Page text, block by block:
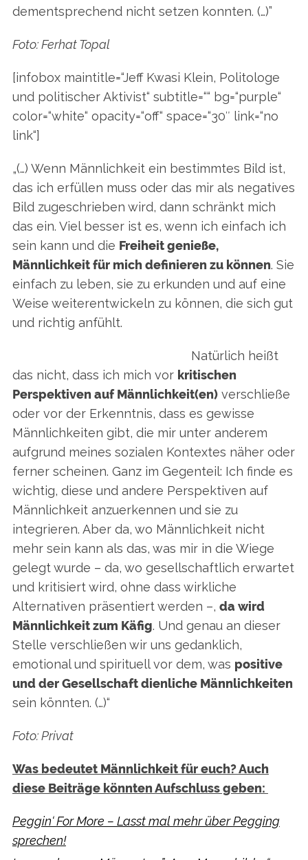
dementsprechend nicht setzen konnten. (…)”
Foto: Ferhat Topal
[infobox maintitle=“Jeff Kwasi Klein, Politologe
und politischer Aktivist“ subtitle=““ bg=“purple“
color=“white“ opacity=“off“ space=“30″ link=“no
link“]
„(…) Wenn Männlichkeit ein bestimmtes Bild ist,
das ich erfüllen muss oder das mir als negatives
Bild zugeschrieben wird, dann schränkt mich
das ein. Viel besser ist es, wenn ich einfach ich
sein kann und die Freiheit genieße,
Männlichkeit für mich definieren zu können. Sie
einfach zu leben, sie zu erkunden und auf eine
Weise weiterentwickeln zu können, die sich gut
und richtig anfühlt.
Natürlich heißt
das nicht, dass ich mich vor kritischen
Perspektiven auf Männlichkeit(en)verschließe
oder vor der Erkenntnis, dass es gewisse
Männlichkeiten gibt, die mir unter anderem
aufgrund meines sozialen Kontextes näher oder
ferner scheinen. Ganz im Gegenteil: Ich finde es
wichtig, diese und andere Perspektiven auf
Männlichkeit anzuerkennen und sie zu
integrieren. Aber da, wo Männlichkeit nicht
mehr sein kann als das, was mir in die Wiege
gelegt wurde – da, wo gesellschaftlich erwartet
und kritisiert wird, ohne dass wirkliche
Alternativen präsentiert werden –, da wird
Männlichkeit zum Käfig. Und genau an dieser
Stelle verschließen wir uns gedanklich,
emotional und spirituell vor dem, was positive
und der Gesellschaft dienliche Männlichkeiten
sein könnten. (…)“
Foto: Privat
Was bedeutet Männlichkeit für euch? Auch
diese Beiträge könnten Aufschluss geben:
Peggin‘ For More – Lasst mal mehr über Pegging
sprechen!